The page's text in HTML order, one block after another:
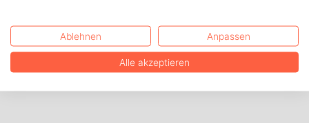
Ablehnen Anpassen
Alle akzeptieren